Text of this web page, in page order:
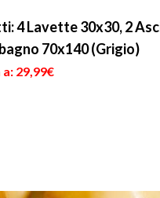
4 Lavette 30x30, 2
70x140 (Grigio)
29,99€